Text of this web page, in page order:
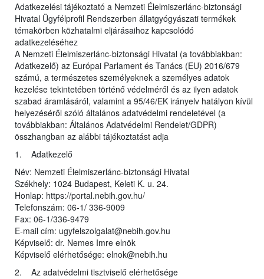
Adatkezelési tájékoztató a Nemzeti Élelmiszerlánc-biztonsági
Hivatal Ügyfélprofil Rendszerben állatgyógyászati termékek
témakörben közhatalmi eljárásaihoz kapcsolódó
adatkezeléséhez
A Nemzeti Élelmiszerlánc-biztonsági Hivatal (a továbbiakban:
Adatkezelő) az Európai Parlament és Tanács (EU) 2016/679
számú, a természetes személyeknek a személyes adatok
kezelése tekintetében történő védelméről és az ilyen adatok
szabad áramlásáról, valamint a 95/46/EK irányelv hatályon kívül
helyezéséről szóló általános adatvédelmi rendeletével (a
továbbiakban: Általános Adatvédelmi Rendelet/GDPR)
összhangban az alábbi tájékoztatást adja
1. Adatkezelő
Név: Nemzeti Élelmiszerlánc-biztonsági Hivatal
Székhely: 1024 Budapest, Keleti K. u. 24.
Honlap: https://portal.nebih.gov.hu/
Telefonszám: 06-1/ 336-9009
Fax: 06-1/336-9479
E-mail cím: ugyfelszolgalat@nebih.gov.hu
Képviselő: dr. Nemes Imre elnök
Képviselő elérhetősége: elnok@nebih.hu
2. Az adatvédelmi tisztviselő elérhetősége